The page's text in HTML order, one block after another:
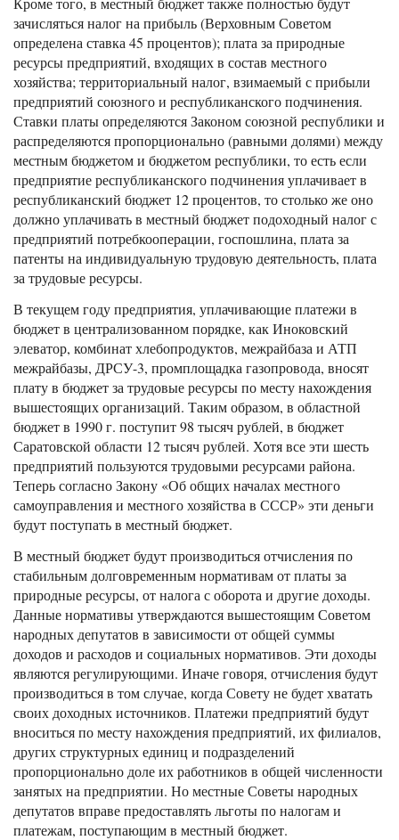
зачисляться налог на прибыль (Верховным Советом
определена ставка 45 процентов); плата за природные
ресурсы предприятий, входящих в состав местного
хозяйства; территориальный налог, взимаемый с прибыли
предприятий союзного и республиканского подчинения.
Ставки платы определяются Законом союзной республики и
распределяются пропорционально (равными долями) между
местным бюджетом и бюджетом республики, то есть если
предприятие республиканского подчинения уплачивает в
республиканский бюджет 12 процентов, то столько же оно
должно уплачивать в местный бюджет подоходный налог с
предприятий потребкооперации, госпошлина, плата за
патенты на индивидуальную трудовую деятельность, плата
за трудовые ресурсы.
В текущем году предприятия, уплачивающие платежи в
бюджет в централизованном порядке, как Иноковский
элеватор, комбинат хлебопродуктов, межрайбаза и АТП
межрайбазы, ДРСУ-3, промплощадка газопровода, вносят
плату в бюджет за трудовые ресурсы по месту нахождения
вышестоящих организаций. Таким образом, в областной
бюджет в 1990 г. поступит 98 тысяч рублей, в бюджет
Саратовской области 12 тысяч рублей. Хотя все эти шесть
предприятий пользуются трудовыми ресурсами района.
Теперь согласно Закону «Об общих началах местного
самоуправления и местного хозяйства в СССР» эти деньги
будут поступать в местный бюджет.
В местный бюджет будут производиться отчисления по
стабильным долговременным нормативам от платы за
природные ресурсы, от налога с оборота и другие доходы.
Данные нормативы утверждаются вышестоящим Советом
народных депутатов в зависимости от общей суммы
доходов и расходов и социальных нормативов. Эти доходы
являются регулирующими. Иначе говоря, отчисления будут
производиться в том случае, когда Совету не будет хватать
своих доходных источников. Платежи предприятий будут
вноситься по месту нахождения предприятий, их филиалов,
других структурных единиц и подразделений
пропорционально доле их работников в общей численности
занятых на предприятии. Но местные Советы народных
депутатов вправе предоставлять льготы по налогам и
платежам, поступающим в местный бюджет.